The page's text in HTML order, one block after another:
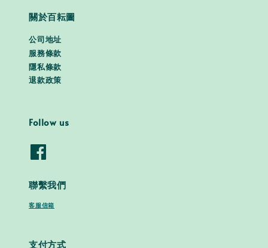
關於百耘圖
公司地址
服務條款
隱私條款
退款政策
Follow us
聯繫我們
客服信箱
支付方式